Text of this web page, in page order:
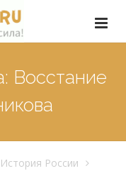
Восстание
История России